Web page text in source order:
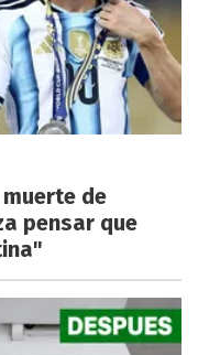
de
pensar que